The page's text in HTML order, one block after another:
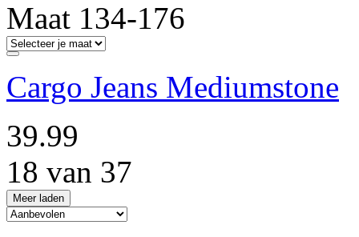
Maat 134-176
Cargo Jeans Mediumstone
39.99
18 van 37
Meer laden